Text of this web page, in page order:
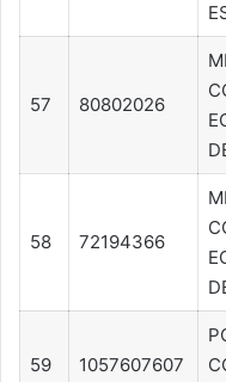
57 80802026
58 72194366
59 1057607607